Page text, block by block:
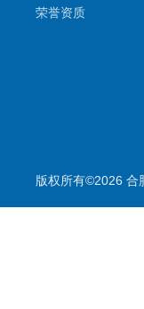
荣誉资质
版权所有©2026